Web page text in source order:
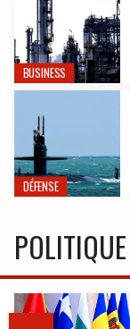
BUSINESS
DÉFENSE
POLITIQUE